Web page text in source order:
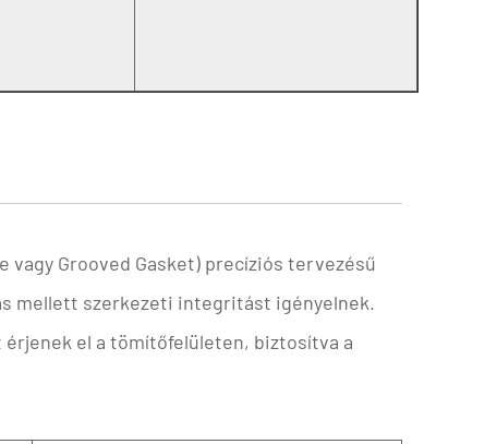
vagy Grooved Gasket) precíziós tervezésű
mellett szerkezeti integritást igényelnek.
el a tömítőfelületen, biztosítva a